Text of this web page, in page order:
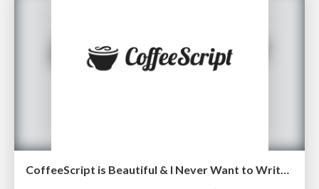
CoffeeScript is Beautiful & I Never Want to Write Plain JavaScript Again